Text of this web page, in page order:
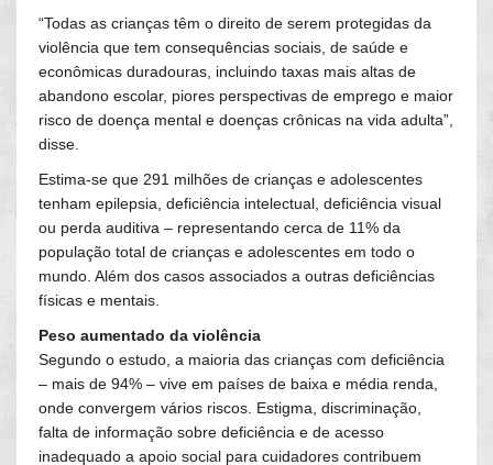
“Todas as crianças têm o direito de serem protegidas da
violência que tem consequências sociais, de saúde e
econômicas duradouras, incluindo taxas mais altas de
abandono escolar, piores perspectivas de emprego e maior
risco de doença mental e doenças crônicas na vida adulta”,
disse.
Estima-se que 291 milhões de crianças e adolescentes
tenham epilepsia, deficiência intelectual, deficiência visual
ou perda auditiva – representando cerca de 11% da
população total de crianças e adolescentes em todo o
mundo. Além dos casos associados a outras deficiências
físicas e mentais.
Peso aumentado da violência
Segundo o estudo, a maioria das crianças com deficiência
– mais de 94% – vive em países de baixa e média renda,
onde convergem vários riscos. Estigma, discriminação,
falta de informação sobre deficiência e de acesso
inadequado a apoio social para cuidadores contribuem